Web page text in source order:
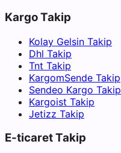
Kargo Takip
Kolay Gelsin Takip
Dhl Takip
Tnt Takip
KargomSende Takip
Sendeo Kargo Takip
Kargoist Takip
Jetizz Takip
E-ticaret Takip